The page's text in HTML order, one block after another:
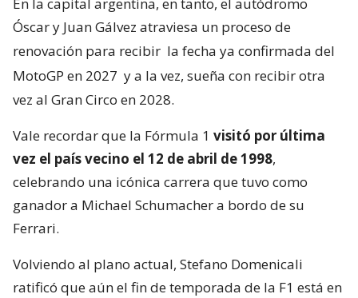
Óscar y Juan Gálvez atraviesa un proceso de
renovación para recibir la fecha ya confirmada del
MotoGP en 2027 y a la vez, sueña con recibir otra
vez al Gran Circo en 2028.
Vale recordar que la Fórmula 1 visitó por última
vez el país vecino el 12 de abril de 1998,
celebrando una icónica carrera que tuvo como
ganador a Michael Schumacher a bordo de su
Ferrari.
Volviendo al plano actual, Stefano Domenicali
ratificó que aún el fin de temporada de la F1 está en